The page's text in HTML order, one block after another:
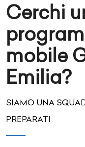
Cerchi
mobile
Emilia?
SIAMO UNA
PREPARATI